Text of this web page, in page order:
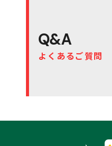
Q&A
よくあるご質問